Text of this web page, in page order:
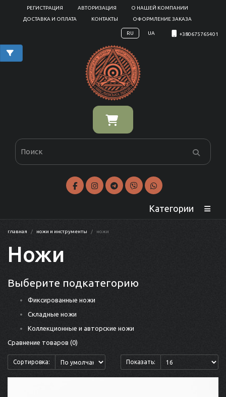
РЕГИСТРАЦИЯ АВТОРИЗАЦИЯ
О НАШЕЙ КОМПАНИИ
ДОСТАВКА И ОПЛАТА
КОНТАКТЫ ОФОРМЛЕНИЕ ЗАКАЗА
RU UA +380675765401
Категории
главная ножи и инструменты ножи
Ножи
Выберите подкатегорию
Фиксированные ножи
Складные ножи
Коллекционные и авторские ножи
Сравнение товаров (0)
Сортировка: Показать: